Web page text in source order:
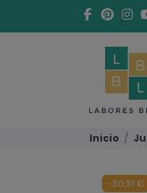
Inicio
-30,91 €